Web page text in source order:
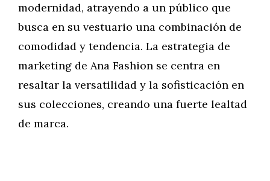
modernidad, atrayendo a un público que
busca en su vestuario una combinación de
comodidad y tendencia. La estrategia de
marketing de Ana Fashion se centra en
resaltar la versatilidad y la sofisticación en
sus colecciones, creando una fuerte lealtad
de marca.